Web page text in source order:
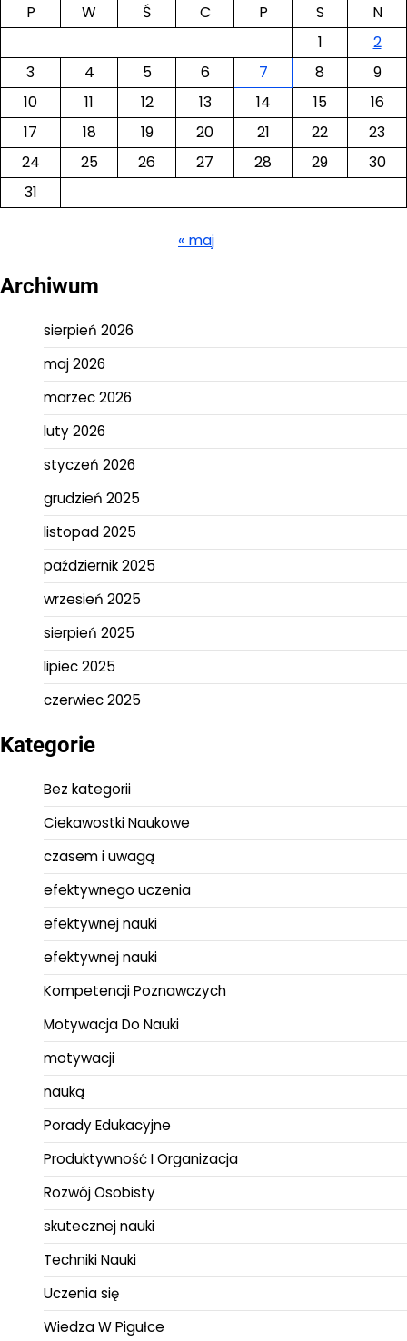
P
W Ś C P S
N
1
2
3
4 5 6 7 8
9
10
11 12 13 14 15
16
17
18 19 20 21 22
23
24
25 26 27 28 29
30
31
« maj
Archiwum
sierpień 2026
maj 2026
marzec 2026
luty 2026
styczeń 2026
grudzień 2025
listopad 2025
październik 2025
wrzesień 2025
sierpień 2025
lipiec 2025
czerwiec 2025
Kategorie
Bez kategorii
Ciekawostki Naukowe
czasem i uwagą
efektywnego uczenia
efektywnej nauki
efektywnej nauki
Kompetencji Poznawczych
Motywacja Do Nauki
motywacji
nauką
Porady Edukacyjne
Produktywność I Organizacja
Rozwój Osobisty
skutecznej nauki
Techniki Nauki
Uczenia się
Wiedza W Pigułce